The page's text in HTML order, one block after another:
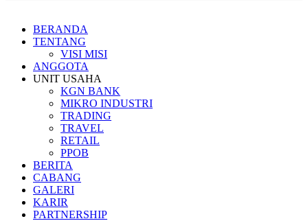
BERANDA
TENTANG
VISI MISI
ANGGOTA
UNIT USAHA
KGN BANK
MIKRO INDUSTRI
TRADING
TRAVEL
RETAIL
PPOB
BERITA
CABANG
GALERI
KARIR
PARTNERSHIP